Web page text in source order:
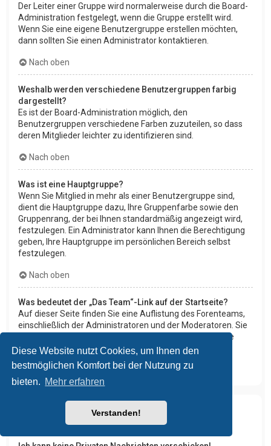
Diese Website nutzt Cookies, um Ihnen den
bestmöglichen Komfort bei der Nutzung zu
bieten. Mehr erfahren
Verstanden!
Der Leiter einer Gruppe wird normalerweise durch die Board-
Administration festgelegt, wenn die Gruppe erstellt wird.
Wenn Sie eine eigene Benutzergruppe erstellen möchten,
dann sollten Sie einen Administrator kontaktieren.
Nach oben
Weshalb werden verschiedene Benutzergruppen farbig
dargestellt?
Es ist der Board-Administration möglich, den
Benutzergruppen verschiedene Farben zuzuteilen, so dass
deren Mitglieder leichter zu identifizieren sind.
Nach oben
Was ist eine Hauptgruppe?
Wenn Sie Mitglied in mehr als einer Benutzergruppe sind,
dient die Hauptgruppe dazu, Ihre Gruppenfarbe sowie den
Gruppenrang, der bei Ihnen standardmäßig angezeigt wird,
festzulegen. Ein Administrator kann Ihnen die Berechtigung
geben, Ihre Hauptgruppe im persönlichen Bereich selbst
festzulegen.
Nach oben
Was bedeutet der „Das Team“-Link auf der Startseite?
Auf dieser Seite finden Sie eine Auflistung des Forenteams,
einschließlich der Administratoren und der Moderatoren. Sie
finden hier auch weitere Informationen wie die Foren, die
diese im Einzelnen moderieren.
Nach oben
Private Nachrichten